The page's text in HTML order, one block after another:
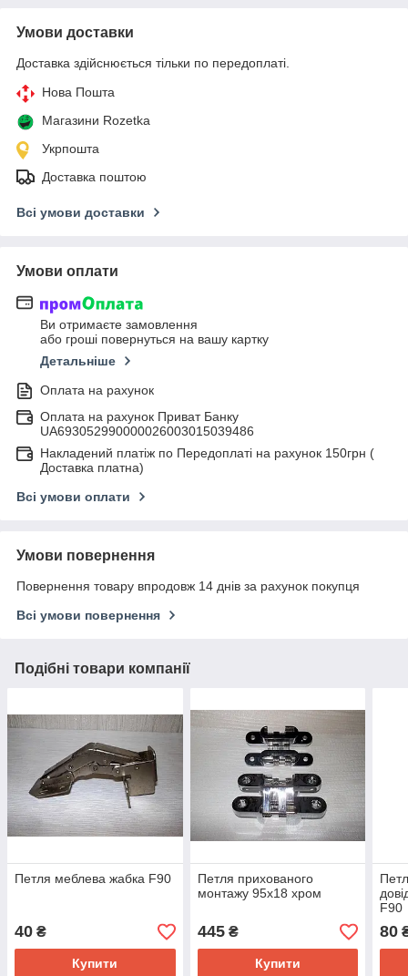
Умови доставки
Доставка здійснюється тільки по передоплаті.
Нова Пошта
Магазини Rozetka
Укрпошта
Доставка поштою
Всі умови доставки
Умови оплати
Ви отримаєте замовлення
або гроші повернуться на вашу картку
Детальніше
Оплата на рахунок
Оплата на рахунок Приват Банку
UA693052990000026003015039486
Накладений платіж по Передоплаті на рахунок 150грн (
Доставка платна)
Всі умови оплати
Умови повернення
Повернення товару впродовж 14 днів за рахунок покупця
Всі умови повернення
Подібні товари компанії
Петля меблева жабка F90
40 ₴
Купити
Петля прихованого
монтажу 95х18 хром
445₴
Купити
F90
80